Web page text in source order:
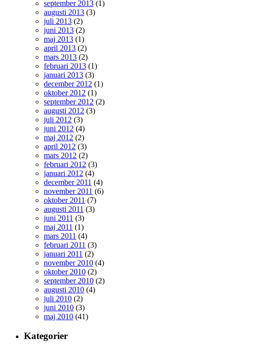
september 2013 (1)
augusti 2013 (3)
juli 2013 (2)
juni 2013 (2)
maj 2013 (1)
april 2013 (2)
mars 2013 (2)
februari 2013 (1)
januari 2013 (3)
december 2012 (1)
oktober 2012 (1)
september 2012 (2)
augusti 2012 (3)
juli 2012 (3)
juni 2012 (4)
maj 2012 (2)
april 2012 (3)
mars 2012 (2)
februari 2012 (3)
januari 2012 (4)
december 2011 (4)
november 2011 (6)
oktober 2011 (7)
augusti 2011 (3)
juni 2011 (3)
maj 2011 (1)
mars 2011 (4)
februari 2011 (3)
januari 2011 (2)
november 2010 (4)
oktober 2010 (2)
september 2010 (2)
augusti 2010 (4)
juli 2010 (2)
juni 2010 (3)
maj 2010 (41)
Kategorier